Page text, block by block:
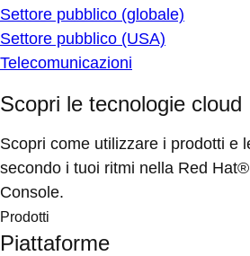
Settore pubblico (globale)
Settore pubblico (USA)
Telecomunicazioni
Scopri le tecnologie cloud
Scopri come utilizzare i prodotti e
secondo i tuoi ritmi nella Red
Console.
Prodotti
Piattaforme